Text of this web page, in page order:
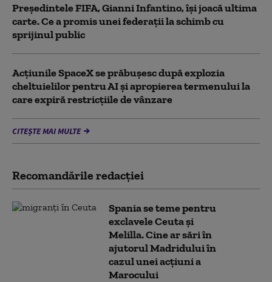
Președintele FIFA, Gianni Infantino, îşi joacă ultima
carte. Ce a promis unei federații la schimb cu
sprijinul public
Acţiunile SpaceX se prăbuşesc după explozia
cheltuielilor pentru AI şi apropierea termenului la
care expiră restricţiile de vânzare
CITEȘTE MAI MULTE
Recomandările redacţiei
Spania se teme pentru
exclavele Ceuta și
Melilla. Cine ar sări în
ajutorul Madridului în
cazul unei acțiuni a
Marocului